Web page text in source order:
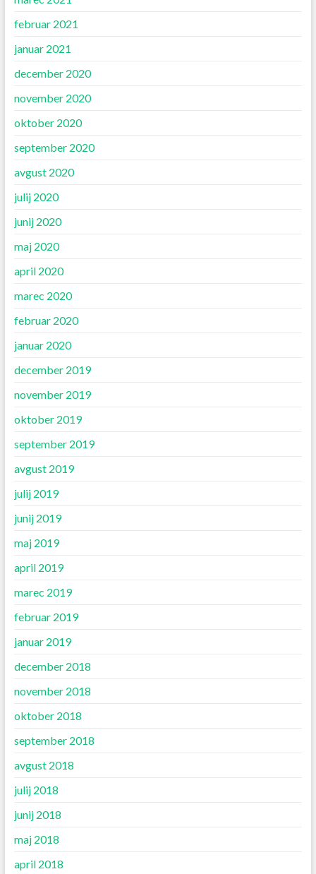
februar 2021
januar 2021
december 2020
november 2020
oktober 2020
september 2020
avgust 2020
julij 2020
junij 2020
maj 2020
april 2020
marec 2020
februar 2020
januar 2020
december 2019
november 2019
oktober 2019
september 2019
avgust 2019
julij 2019
junij 2019
maj 2019
april 2019
marec 2019
februar 2019
januar 2019
december 2018
november 2018
oktober 2018
september 2018
avgust 2018
julij 2018
junij 2018
maj 2018
april 2018